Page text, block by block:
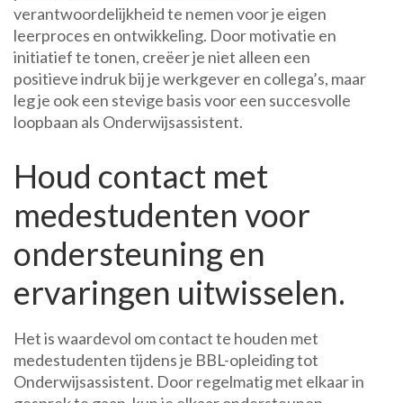
verantwoordelijkheid te nemen voor je eigen
leerproces en ontwikkeling. Door motivatie en
initiatief te tonen, creëer je niet alleen een
positieve indruk bij je werkgever en collega’s, maar
leg je ook een stevige basis voor een succesvolle
loopbaan als Onderwijsassistent.
Houd contact met
medestudenten voor
ondersteuning en
ervaringen uitwisselen.
Het is waardevol om contact te houden met
medestudenten tijdens je BBL-opleiding tot
Onderwijsassistent. Door regelmatig met elkaar in